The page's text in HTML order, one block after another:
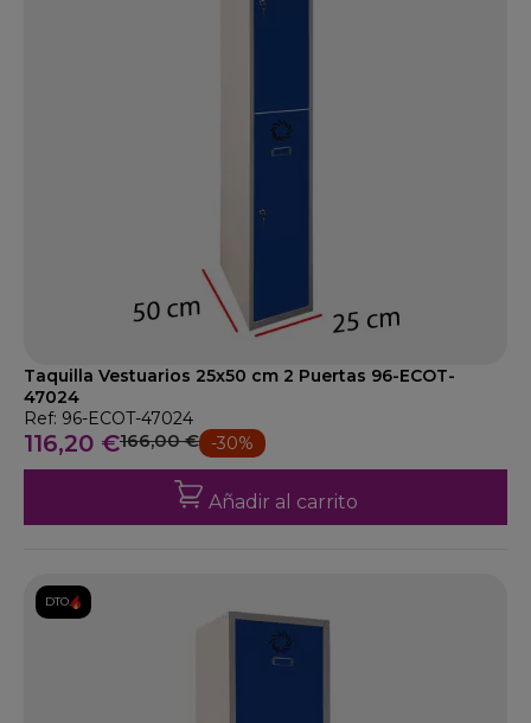
Taquilla Vestuarios 25x50 cm 2 Puertas 96-ECOT-
47024
Ref: 96-ECOT-47024
116,20 €166,00 € -30%
Añadir al carrito
DTO.